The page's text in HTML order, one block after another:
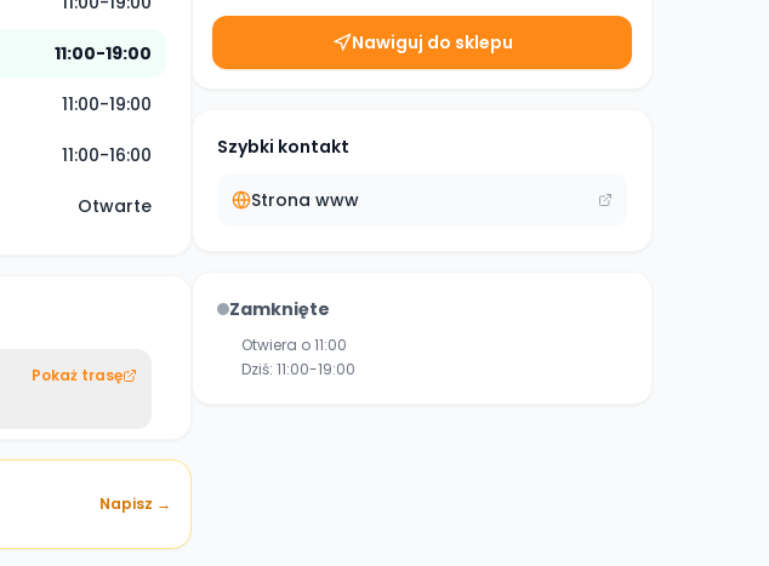
11:00-19:00
11:00-19:00
11:00-16:00
Otwarte
Pokaż trasę
Napisz →
Nawiguj do sklepu
Szybki kontakt
Strona www
Zamknięte
Otwiera o 11:00
Dziś: 11:00-19:00